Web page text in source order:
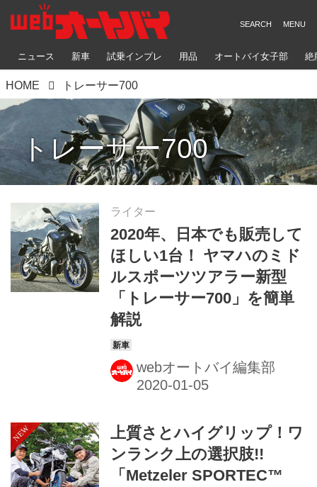
ニュース 新車 試乗インプレ 用品 オートバイ女子部 絶
HOME トレーサー700
トレーサー700
ライター
2020年、日本でも販売して
ほしい1台！ ヤマハのミド
ルスポーツツアラー新型
「トレーサー700」を簡単
解説
webオートバイ編集部
上質さとハイグリップ！ワ
ンランク上の選択肢!!
「Metzeler SPORTEC™